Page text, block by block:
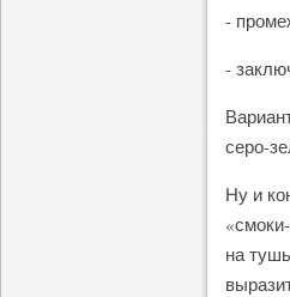
-
-
серо-
Ну и
на